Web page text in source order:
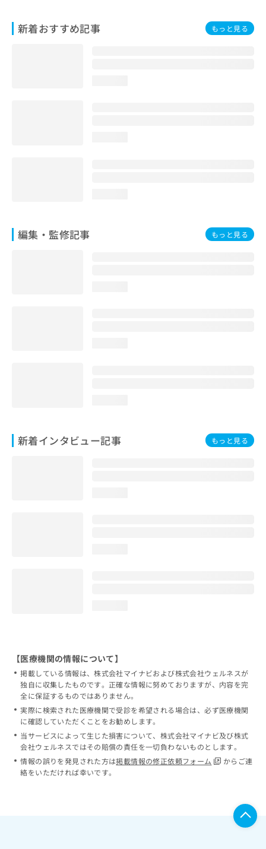
新着おすすめ記事 もっと見る
編集・監修記事 もっと見る
新着インタビュー記事 もっと見る
い
【医療機関の情報について】
掲載している情報は、株式会社マイナビおよび株式会社ウェルネスが
独自に収集したものです。正確な情報に努めておりますが、内容を完
全に保証するものではありません。
実際に検索された医療機関で受診を希望される場合は、必ず医療機関
に確認していただくことをお勧めします。
当サービスによって生じた損害について、株式会社マイナビ及び株式
会社ウェルネスではその賠償の責任を一切負わないものとします。
情報の誤りを発見された方は掲載情報の修正依頼フォーム
からご連
絡をいただければ幸いです。